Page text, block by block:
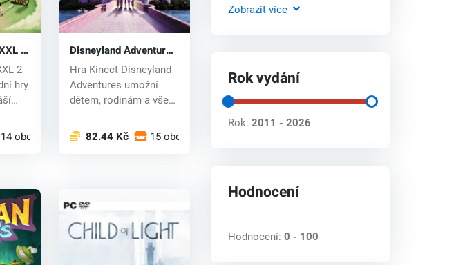
2
2
hry
14 obchodech
Disneyland Adventures
(PC) CD key
Hra Kinect Disneyland
Adventures umožní
dětem, rodinám a všem
82.44 Kč 15 obchodech
Zobrazit více
Rok vydání
Rok:2011 - 2026
Hodnocení
Hodnocení:0 - 100